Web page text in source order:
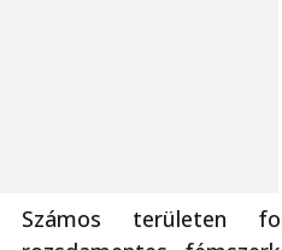
Számos területen